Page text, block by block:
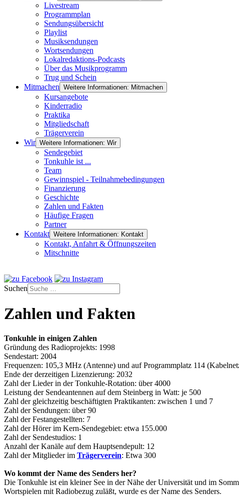
Livestream
Programmplan
Sendungsübersicht
Playlist
Musiksendungen
Wortsendungen
Lokalredaktions-Podcasts
Über das Musikprogramm
Trug und Schein
Mitmachen Weitere Informationen: Mitmachen
Kursangebote
Kinderradio
Praktika
Mitgliedschaft
Trägerverein
Wir Weitere Informationen: Wir
Sendegebiet
Tonkuhle ist ...
Team
Gewinnspiel - Teilnahmebedingungen
Finanzierung
Geschichte
Zahlen und Fakten
Häufige Fragen
Partner
Kontakt Weitere Informationen: Kontakt
Kontakt, Anfahrt & Öffnungszeiten
Mitschnitte
Suchen
Zahlen und Fakten
Tonkuhle in einigen Zahlen
Gründung des Radioprojekts: 1998
Sendestart: 2004
Frequenzen: 105,3 MHz (Antenne) und auf Programmplatz 114
Ende der derzeitigen Lizenzierung: 2032
Zahl der Lieder in der Tonkuhle-Rotation: über 4000
Leistung der Sendeantennen auf dem Steinberg in Watt: je 500
Zahl der gleichzeitig beschäftigten Praktikanten: zwischen 1 und 7
Zahl der Sendungen: über 90
Zahl der Festangestellten: 7
Zahl der Hörer im Kern-Sendegebiet: etwa 155.000
Zahl der Sendestudios: 1
Anzahl der Kanäle auf dem Hauptsendepult: 12
Zahl der Mitglieder im Trägerverein: Etwa 300
Wo kommt der Name des Senders her?
Die Tonkuhle ist ein kleiner See in der Nähe der Universität und im
Wortspielen mit Radiobezug zuläßt, wurde es der Name des Senders.